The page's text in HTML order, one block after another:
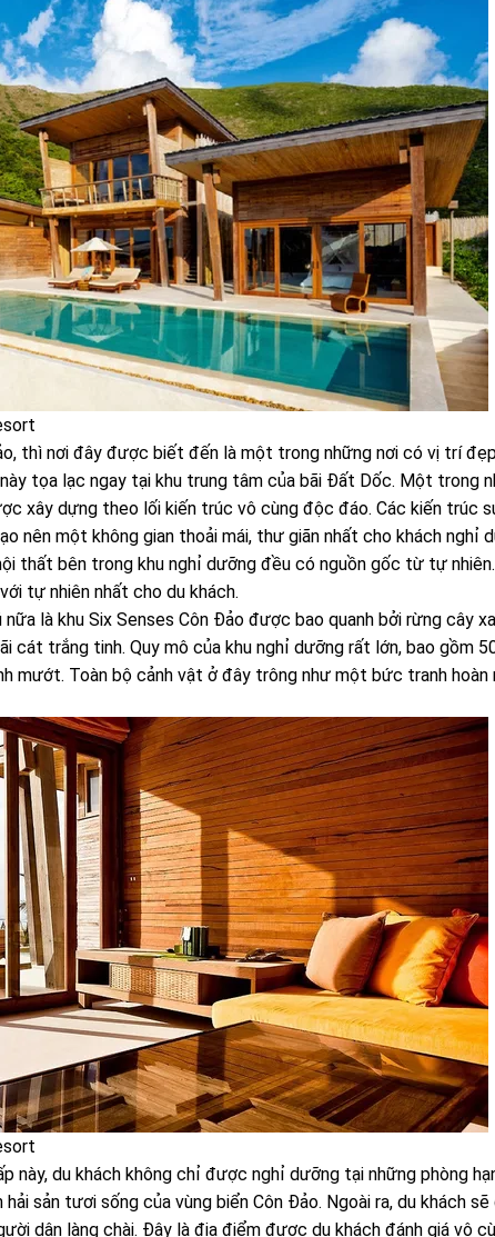
thì nơi đây được biết đến là một trong những nơi có vị trí
tọa lạc ngay tại khu trung tâm của bãi Đất Dốc. Một trong
xây dựng theo lối kiến trúc vô cùng độc đáo. Các kiến trúc
nên một không gian thoải mái, thư giãn nhất cho khách nghỉ
thất bên trong khu nghỉ dưỡng đều có nguồn gốc từ tự
tự nhiên nhất cho du khách.
là khu Six Senses Côn Đảo được bao quanh bởi rừng cây
cát trắng tinh. Quy mô của khu nghỉ dưỡng rất lớn, bao gồm
mướt. Toàn bộ cảnh vật ở đây trông như một bức tranh hoàn
này, du khách không chỉ được nghỉ dưỡng tại những phòng
sản tươi sống của vùng biển Côn Đảo. Ngoài ra, du khách
dân làng chài. Đây là địa điểm được du khách đánh giá vô